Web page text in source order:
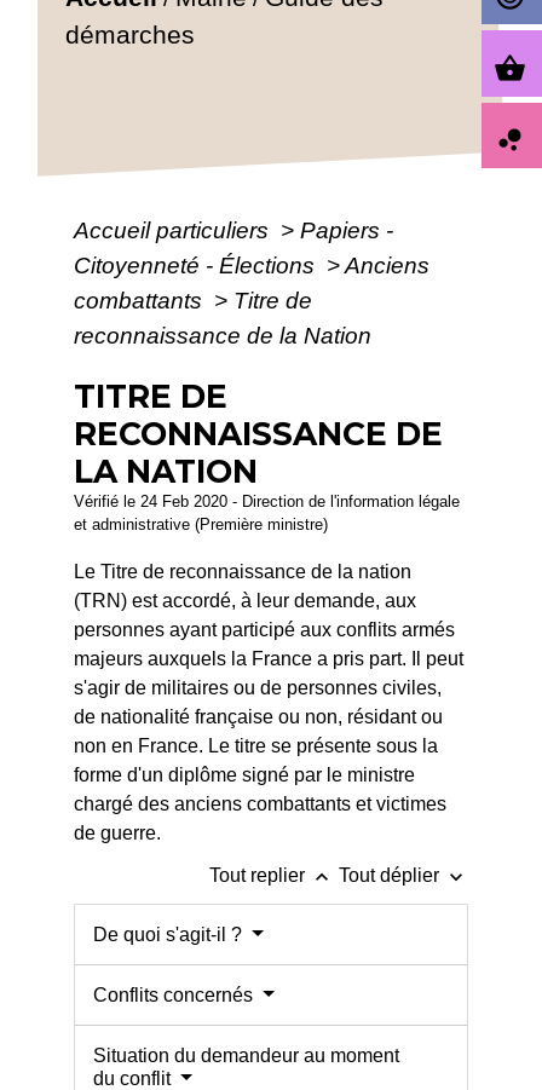
démarches
Accueil particuliers > Papiers -
Citoyenneté - Élections >Anciens
combattants > Titre de
reconnaissance de la Nation
TITRE DE
RECONNAISSANCE DE
LA NATION
Vérifié le 24 Feb 2020 - Direction de l'information légale
et administrative (Première ministre)
Le Titre de reconnaissance de la nation
(TRN) est accordé, à leur demande, aux
personnes ayant participé aux conflits armés
majeurs auxquels la France a pris part. Il peut
s'agir de militaires ou de personnes civiles,
de nationalité française ou non, résidant ou
non en France. Le titre se présente sous la
forme d'un diplôme signé par le ministre
chargé des anciens combattants et victimes
de guerre.
Tout replier keyboard_arrow_up Tout déplier keyboard_arrow_down
De quoi s'agit-il ?
Conflits concernés
Situation du demandeur au moment
du conflit
shopping_basket
bubble_chart